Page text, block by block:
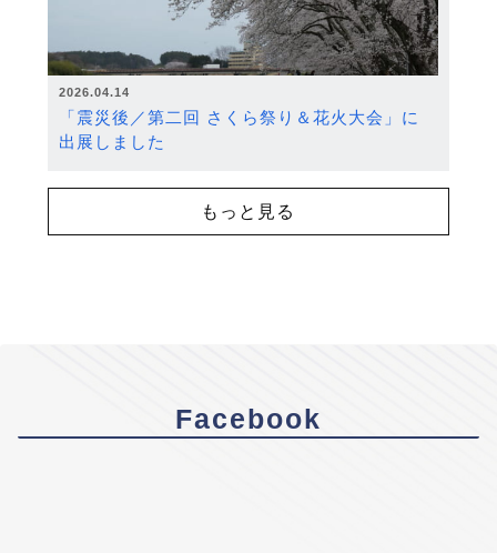
2026.04.14
「震災後／第二回 さくら祭り＆花火大会」に
出展しました
もっと見る
Facebook